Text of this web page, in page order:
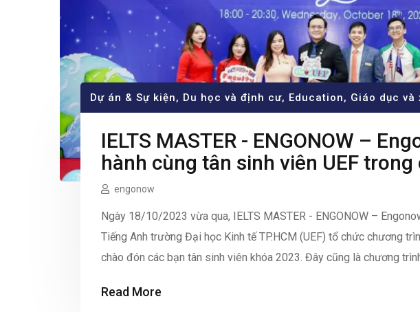
Dự án & Sự kiện, Du học và định cư, Education, Giáo dục và
IELTS MASTER - ENGONOW –
hành cùng tân sinh viên UEF
“Breaking New Ground”
engonow
Ngày 18/10/2023 vừa qua, IELTS MASTER - ENGONOW –
Tiếng Anh trường Đại học Kinh tế TP.HCM (UEF) tổ chức chương
chào đón các bạn tân sinh viên khóa 2023. Đây cũng là chương
Read More